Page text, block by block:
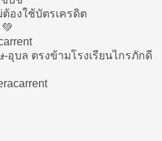
องใช้บัตรเครดิต
อุบล ตรงข้ามโรงเรียนไกรภักดี